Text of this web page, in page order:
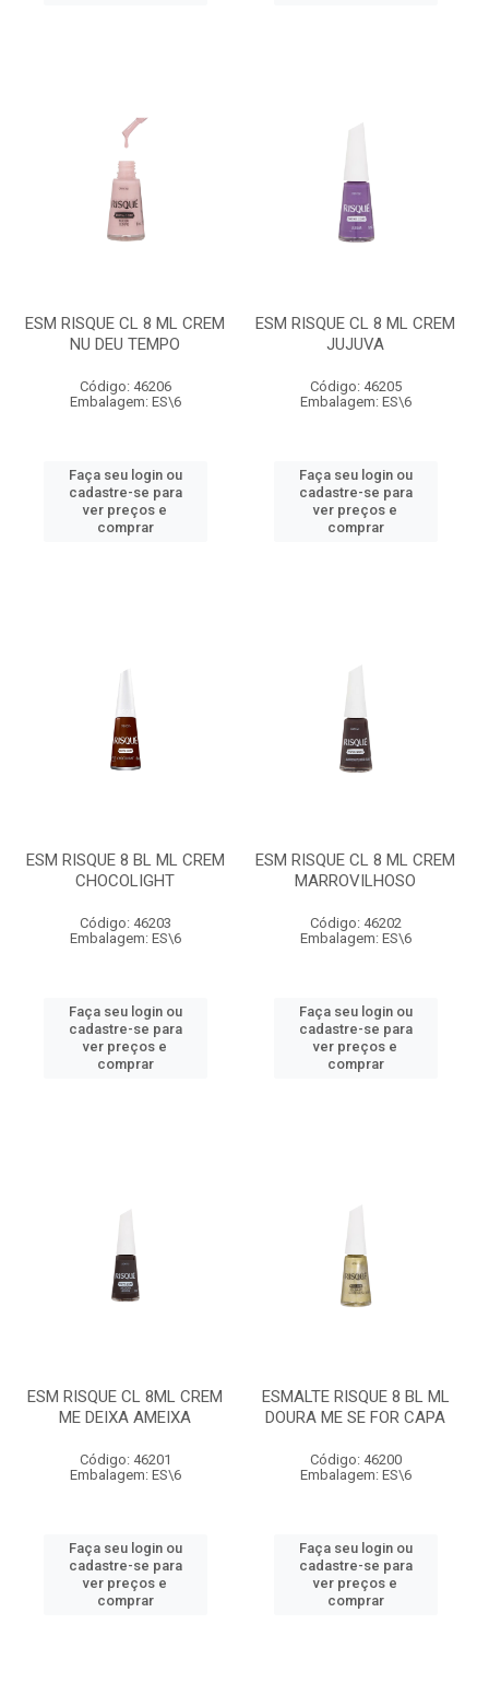
ESM RISQUE CL 8 ML CREM
NU DEU TEMPO
Código: 46206
Embalagem: ES\6
Faça seu login ou
cadastre-se para
ver preços e
comprar
ESM RISQUE CL 8 ML CREM
JUJUVA
Código: 46205
Embalagem: ES\6
Faça seu login ou
cadastre-se para
ver preços e
comprar
ESM RISQUE 8 BL ML CREM
CHOCOLIGHT
Código: 46203
Embalagem: ES\6
Faça seu login ou
cadastre-se para
ver preços e
comprar
ESM RISQUE CL 8 ML CREM
MARROVILHOSO
Código: 46202
Embalagem: ES\6
Faça seu login ou
cadastre-se para
ver preços e
comprar
ESM RISQUE CL 8ML CREM
ME DEIXA AMEIXA
Código: 46201
Embalagem: ES\6
Faça seu login ou
cadastre-se para
ver preços e
comprar
ESMALTE RISQUE 8 BL ML
DOURA ME SE FOR CAPA
Código: 46200
Embalagem: ES\6
Faça seu login ou
cadastre-se para
ver preços e
comprar